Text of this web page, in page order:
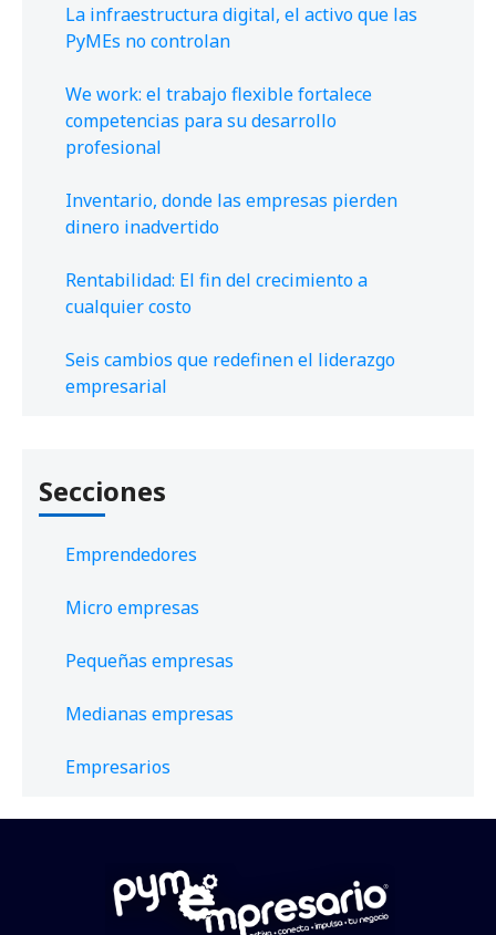
La infraestructura digital, el activo que las
PyMEs no controlan
We work: el trabajo flexible fortalece
competencias para su desarrollo
profesional
Inventario, donde las empresas pierden
dinero inadvertido
Rentabilidad: El fin del crecimiento a
cualquier costo
Seis cambios que redefinen el liderazgo
empresarial
Secciones
Emprendedores
Micro empresas
Pequeñas empresas
Medianas empresas
Empresarios